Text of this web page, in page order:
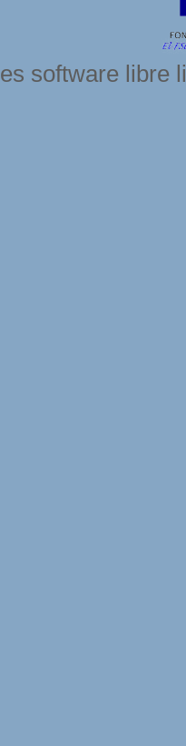
es software libre